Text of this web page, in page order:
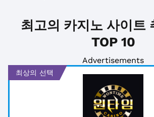
최고의 카지노 사이트
TOP 10
Advertisements
최상의 선택